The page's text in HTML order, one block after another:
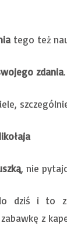
tego też
zdania
, nie
dziś i to z
z